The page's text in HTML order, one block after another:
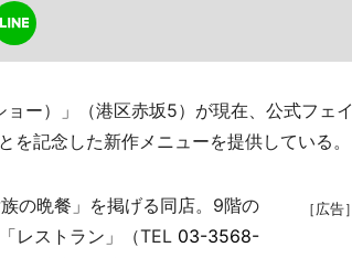
ー）」（港区赤坂5）が現在、公式フェイ
記念した新作メニューを提供している。
［広告］
の晩餐」を掲げる同店。9階の
レストラン」（TEL 03-3568-